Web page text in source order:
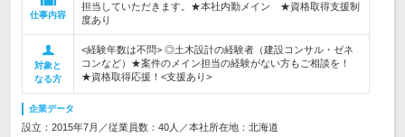
仕事内容
担当していただきます。★本社内勤メイン ★資格取得支援制
度あり
対象と
なる方
<経験年数は不問> ◎土木設計の経験者（建設コンサル・ゼネ
コンなど）★案件のメイン担当の経験がない方もご相談を！
★資格取得応援！<支援あり>
企業データ
設立：2015年7月／従業員数：40人／本社所在地：北海道